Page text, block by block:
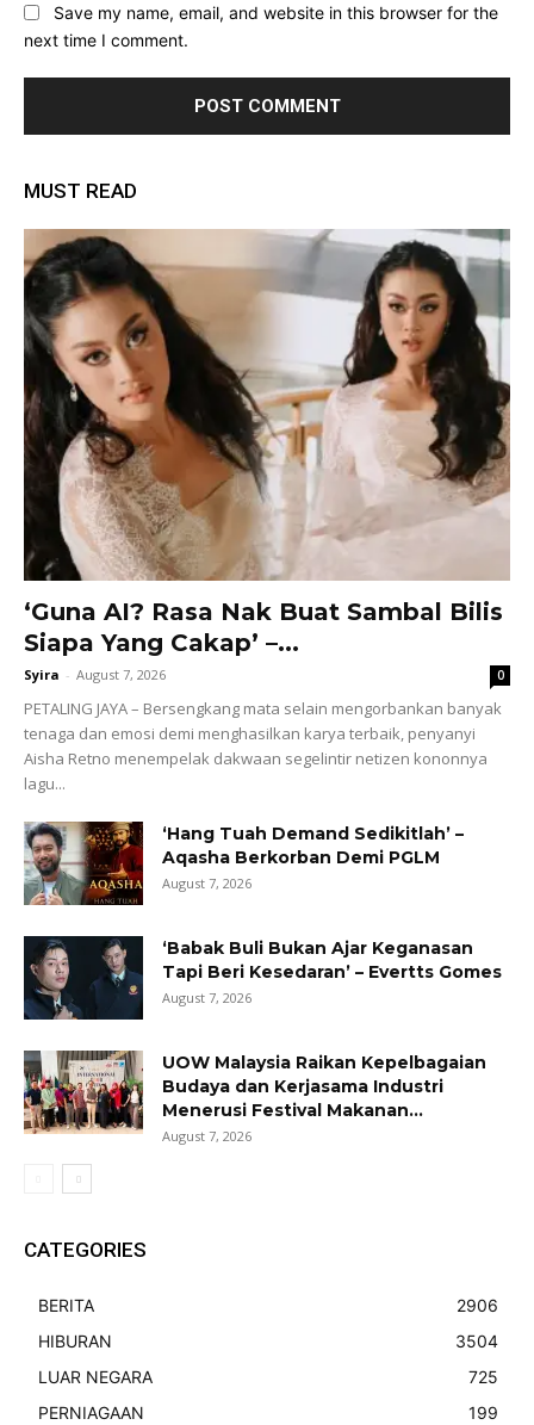
Save my name, email, and website in this browser for the
next time I comment.
MUST READ
‘Guna AI? Rasa Nak Buat Sambal Bilis
Siapa Yang Cakap’ –...
Syira - August 7, 2026 0
PETALING JAYA – Bersengkang mata selain mengorbankan banyak
tenaga dan emosi demi menghasilkan karya terbaik, penyanyi
Aisha Retno menempelak dakwaan segelintir netizen kononnya
lagu...
‘Hang Tuah Demand Sedikitlah’ –
Aqasha Berkorban Demi PGLM
August 7, 2026
‘Babak Buli Bukan Ajar Keganasan
Tapi Beri Kesedaran’ – Evertts Gomes
August 7, 2026
UOW Malaysia Raikan Kepelbagaian
Budaya dan Kerjasama Industri
Menerusi Festival Makanan...
August 7, 2026
CATEGORIES
BERITA
2906
HIBURAN
3504
LUAR NEGARA
725
PERNIAGAAN
199